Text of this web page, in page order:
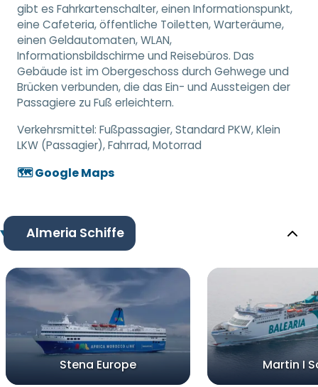
gibt es Fahrkartenschalter, einen Informationspunkt,
eine Cafeteria, öffentliche Toiletten, Warteräume,
einen Geldautomaten, WLAN,
Informationsbildschirme und Reisebüros. Das
Gebäude ist im Obergeschoss durch Gehwege und
Brücken verbunden, die das Ein- und Aussteigen der
Passagiere zu Fuß erleichtern.
Verkehrsmittel: Fußpassagier, Standard PKW, Klein
LKW (Passagier), Fahrrad, Motorrad
🗺️ Google Maps
Almeria Schiffe
Stena Europe Martin I